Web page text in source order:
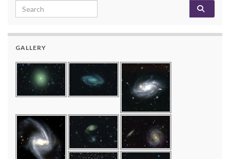
Search for:
GALLERY